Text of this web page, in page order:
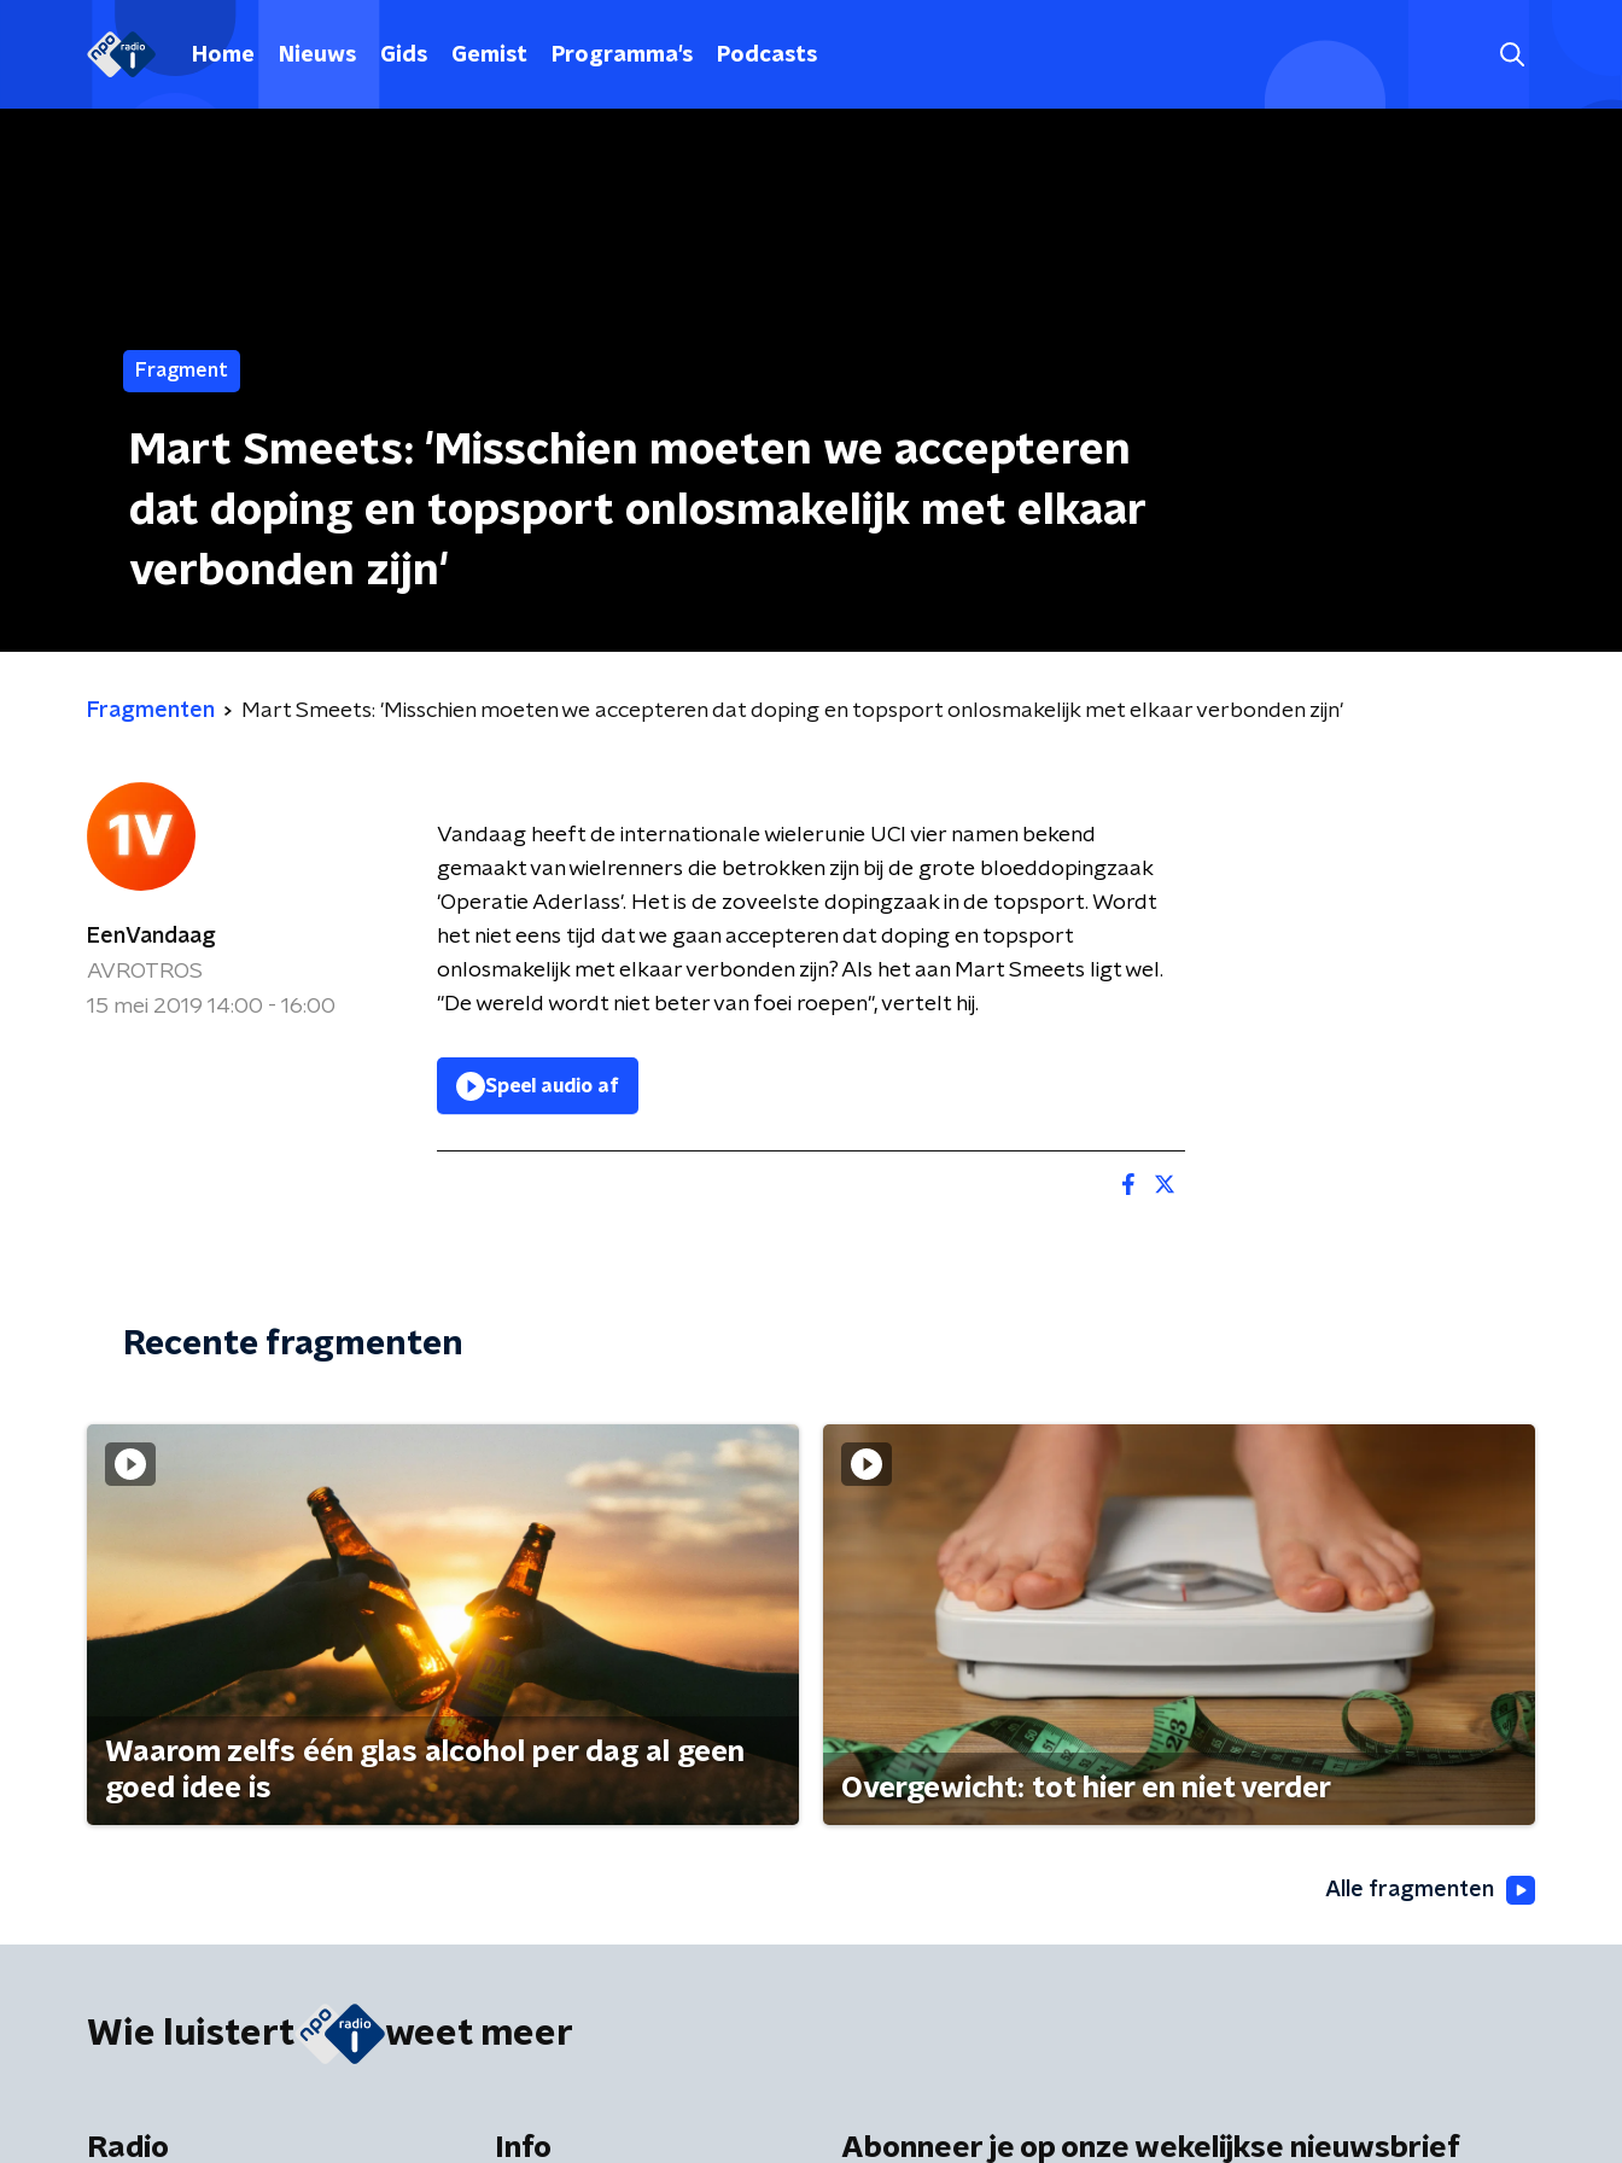
Home Nieuws Gids Gemist Programma's Podcasts
Fragment
Mart Smeets: 'Misschien moeten we accepteren
dat doping en topsport onlosmakelijk met elkaar
verbonden zijn'
Fragmenten Mart Smeets: 'Misschien moeten we accepteren dat doping en topsport onlosmakelijk met elkaar verbonden zijn'
EenVandaag
AVROTROS
15 mei 2019 14:00 - 16:00
Vandaag heeft de internationale wielerunie UCI vier namen bekend
gemaakt van wielrenners die betrokken zijn bij de grote bloeddopingzaak
'Operatie Aderlass'. Het is de zoveelste dopingzaak in de topsport. Wordt
het niet eens tijd dat we gaan accepteren dat doping en topsport
onlosmakelijk met elkaar verbonden zijn? Als het aan Mart Smeets ligt wel.
"De wereld wordt niet beter van foei roepen", vertelt hij.
Speel audio af
Recente fragmenten
Waarom zelfs één glas alcohol per dag al geen
goed idee is
Overgewicht: tot hier en niet verder
Alle fragmenten
Wie luistert weet meer
Radio Info Abonneer je op onze wekelijkse nieuwsbrief